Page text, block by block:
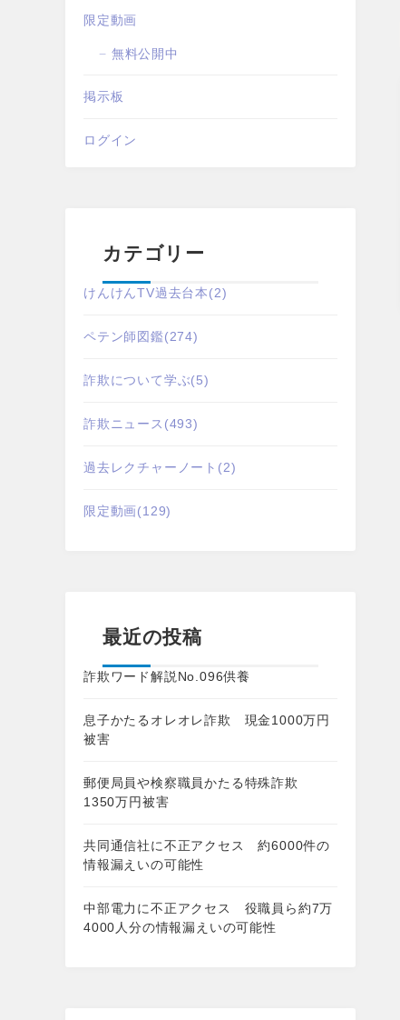
限定動画
無料公開中
掲示板
ログイン
カテゴリー
けんけんTV過去台本(2)
ペテン師図鑑(274)
詐欺について学ぶ(5)
詐欺ニュース (493)
過去レクチャーノート (2)
限定動画(129)
最近の投稿
詐欺ワード解説No.096供養
息子かたるオレオレ詐欺 現金1000万円
被害
郵便局員や検察職員かたる特殊詐欺
1350万円被害
共同通信社に不正アクセス 約6000件の
情報漏えいの可能性
中部電力に不正アクセス 役職員ら約7万
4000人分の情報漏えいの可能性